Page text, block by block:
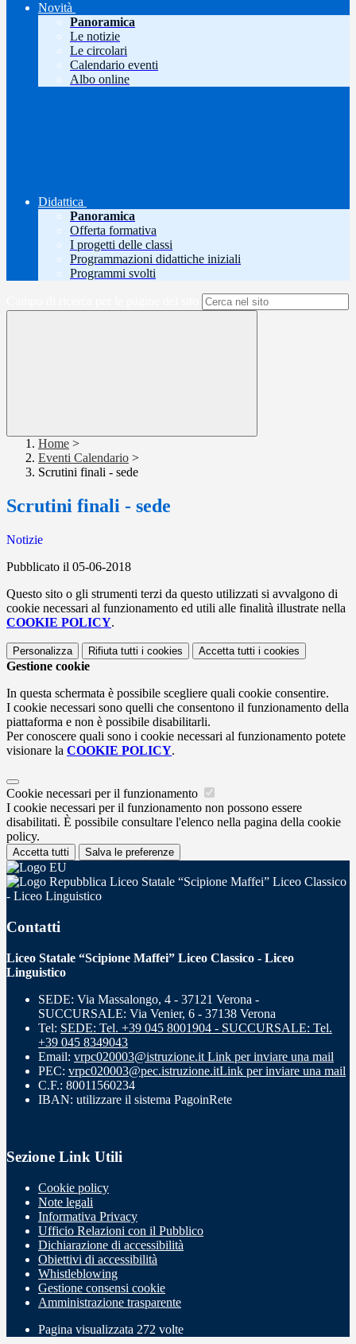
Novità
Panoramica
Le notizie
Le circolari
Calendario eventi
Albo online
Didattica
Panoramica
Offerta formativa
I progetti delle classi
Programmazioni didattiche iniziali
Programmi svolti
Home >
Eventi Calendario >
Scrutini finali - sede
Scrutini finali - sede
Notizie
Pubblicato il 05-06-2018
Questo sito o gli strumenti terzi da questo utilizzati si avvalgono di
cookie necessari al funzionamento ed utili alle finalità illustrate nella
COOKIE POLICY.
Personalizza Rifiuta tutti i cookies Accetta tutti i cookies
Gestione cookie
In questa schermata è possibile scegliere quali cookie consentire.
I cookie necessari sono quelli che consentono il funzionamento della
piattaforma e non è possibile disabilitarli.
Per conoscere quali sono i cookie necessari al funzionamento potete
visionare la COOKIE POLICY.
Cookie necessari per il funzionamento
I cookie necessari per il funzionamento non possono essere
disabilitati. È possibile consultare l'elenco nella pagina della cookie
policy.
Accetta tutti Salva le preferenze
Liceo Statale “Scipione Maffei” Liceo Classico
- Liceo Linguistico
Contatti
Liceo Statale “Scipione Maffei” Liceo Classico - Liceo
Linguistico
SEDE: Via Massalongo, 4 - 37121 Verona -
SUCCURSALE: Via Venier, 6 - 37138 Verona
Tel: SEDE: Tel. +39 045 8001904 - SUCCURSALE: Tel.
+39 045 8349043
Email: vrpc020003@istruzione.it Link per inviare una mail
PEC: vrpc020003@pec.istruzione.itLink per inviare una mail
C.F.: 80011560234
IBAN: utilizzare il sistema PagoinRete
Sezione Link Utili
Cookie policy
Note legali
Informativa Privacy
Ufficio Relazioni con il Pubblico
Dichiarazione di accessibilità
Obiettivi di accessibilità
Whistleblowing
Gestione consensi cookie
Amministrazione trasparente
Pagina visualizzata 272 volte